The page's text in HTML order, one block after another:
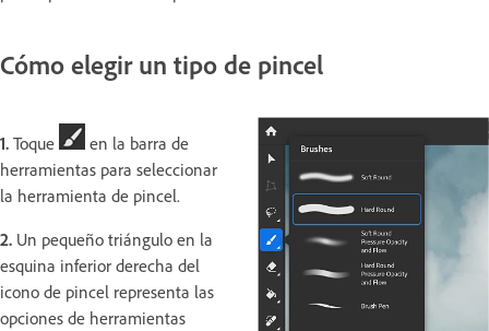
Cómo elegir un tipo de pincel
1. Toque
en la barra de
herramientas para seleccionar
la herramienta de pincel.
2. Un pequeño triángulo en la
esquina inferior derecha del
icono de pincel representa las
opciones de herramientas